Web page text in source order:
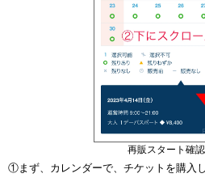
再販スタート確
①まず、カレンダーで、チケットを購入